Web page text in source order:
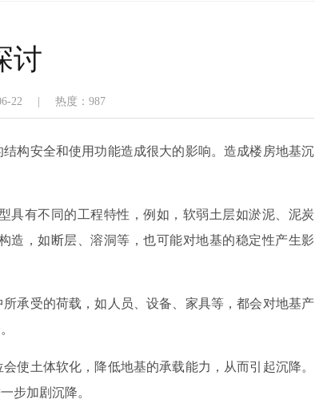
讨
22 热度：987
构安全和使用功能造成很大的影响。造成楼房地基沉
具有不同的工程特性，例如，软弱土层如淤泥、泥炭
造，如断层、溶洞等，也可能对地基的稳定性产生影
承受的荷载，如人员、设备、家具等，都会对地基产
使土体软化，降低地基的承载能力，从而引起沉降。
步加剧沉降。